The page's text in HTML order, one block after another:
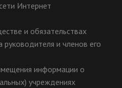
Интернет
и обязательствах
и членов его
информации о
учреждениях